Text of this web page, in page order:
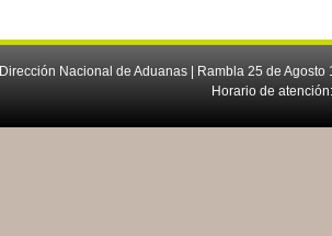
Dirección Nacional de Aduanas | Rambla 25 de
Horario de